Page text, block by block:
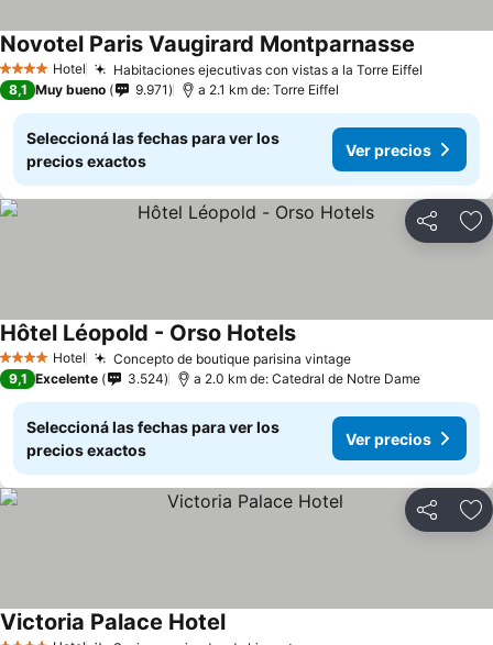
4 EstrellasHotel Habitaciones ejecutivas con vistas a la Torre Eiffel
Novotel Paris Vaugirard Montparnasse
8,1 Muy bueno 9.971 a 2.1 km de: Torre Eiffel
Seleccioná las fechas para ver los
precios exactos
Ver precios
Compartir
4 EstrellasHotel Concepto de boutique parisina vintageVer precios
Hôtel Léopold - Orso HotelsVer precios
9,1 Excelente 3.524 a 2.0 km de: Catedral de Notre Dame
Seleccioná las fechas para ver los
precios exactos
Ver precios
Compartir
Victoria Palace HotelVer precios